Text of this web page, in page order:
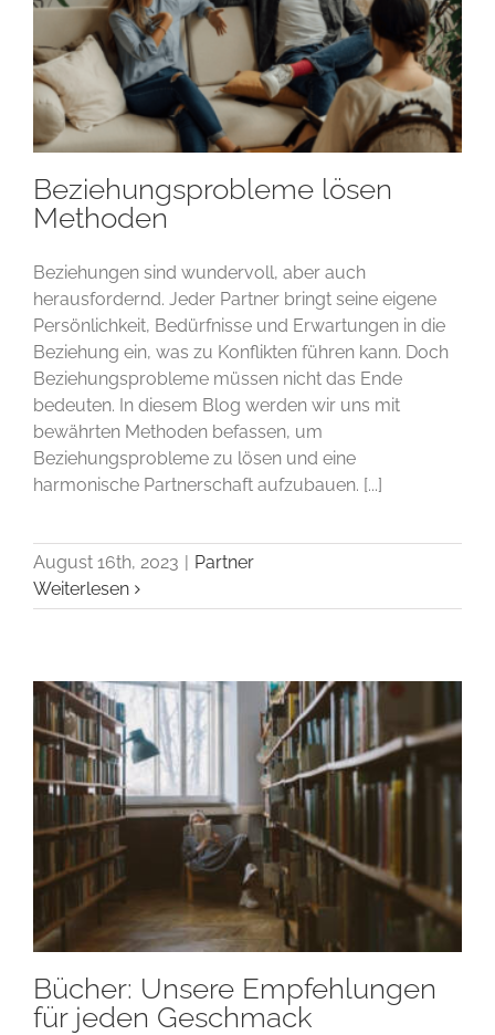
Beziehungsprobleme lösen
Methoden
Beziehungen sind wundervoll, aber auch
herausfordernd. Jeder Partner bringt seine eigene
Persönlichkeit, Bedürfnisse und Erwartungen in die
Beziehung ein, was zu Konflikten führen kann. Doch
Beziehungsprobleme müssen nicht das Ende
bedeuten. In diesem Blog werden wir uns mit
bewährten Methoden befassen, um
Beziehungsprobleme zu lösen und eine
harmonische Partnerschaft aufzubauen. [...]
August 16th, 2023 | Partner
Weiterlesen
Bücher: Unsere Empfehlungen
für jeden Geschmack